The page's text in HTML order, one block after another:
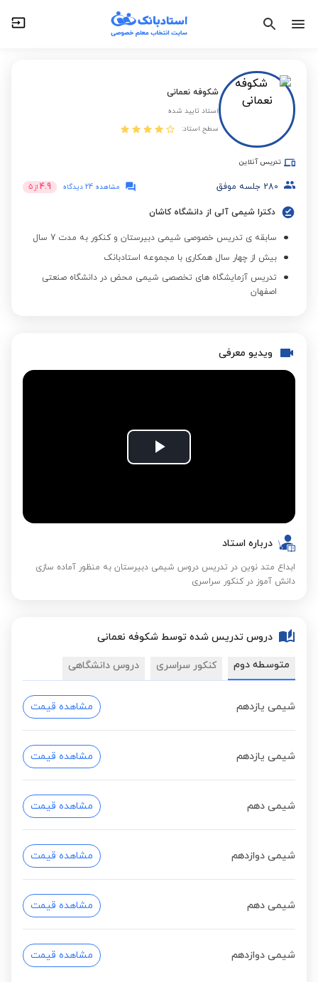
شکوفه نعمانی
استاد تایید شده
سطح استاد:
تدریس آنلاین
280 جلسه موفق مشاهده 24 دیدگاه 4.9 از 5
دکترا شیمی آلی از دانشگاه کاشان
سابقه ی تدریس خصوصی شیمی دبیرستان و کنکور به مدت 7 سال
بیش از چهار سال همکاری با مجموعه استادبانک
تدریس آزمایشگاه های تخصصی شیمی محض در دانشگاه صنعتی
اصفهان
ویدیو معرفی
Play
درباره استاد
ابداع متد نوین در تدریس دروس شیمی دبیرستان به منظور آماده سازی
دانش آموز در کنکور سراسری
دروس تدریس شده توسط شکوفه نعمانی
متوسطه دوم کنکور سراسری دروس دانشگاهی
شیمی یازدهم مشاهده قیمت
شیمی یازدهم مشاهده قیمت
شیمی دهم مشاهده قیمت
شیمی دوازدهم مشاهده قیمت
شیمی دهم مشاهده قیمت
شیمی دوازدهم مشاهده قیمت